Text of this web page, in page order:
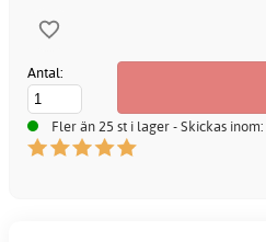
Antal:
Fler än 25 st i lager - Skickas